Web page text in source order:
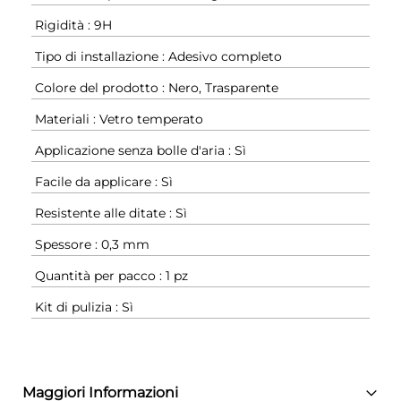
Rigidità : 9H
Tipo di installazione : Adesivo completo
Colore del prodotto : Nero, Trasparente
Materiali : Vetro temperato
Applicazione senza bolle d'aria : Sì
Facile da applicare : Sì
Resistente alle ditate : Sì
Spessore : 0,3 mm
Quantità per pacco : 1 pz
Kit di pulizia : Sì
Maggiori Informazioni